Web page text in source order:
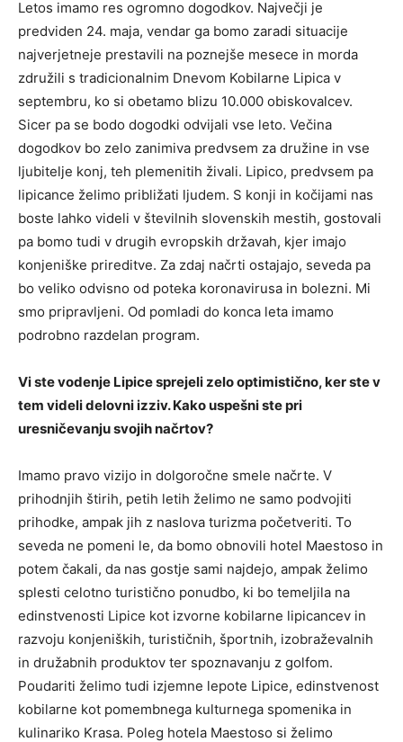
Letos imamo res ogromno dogodkov. Največji je
predviden 24. maja, vendar ga bomo zaradi situacije
najverjetneje prestavili na poznejše mesece in morda
združili s tradicionalnim Dnevom Kobilarne Lipica v
septembru, ko si obetamo blizu 10.000 obiskovalcev.
Sicer pa se bodo dogodki odvijali vse leto. Večina
dogodkov bo zelo zanimiva predvsem za družine in vse
ljubitelje konj, teh plemenitih živali. Lipico, predvsem pa
lipicance želimo približati ljudem. S konji in kočijami nas
boste lahko videli v številnih slovenskih mestih, gostovali
pa bomo tudi v drugih evropskih državah, kjer imajo
konjeniške prireditve. Za zdaj načrti ostajajo, seveda pa
bo veliko odvisno od poteka koronavirusa in bolezni. Mi
smo pripravljeni. Od pomladi do konca leta imamo
podrobno razdelan program.
Vi ste vodenje Lipice sprejeli zelo optimistično, ker ste v
tem videli delovni izziv. Kako uspešni ste pri
uresničevanju svojih načrtov?
Imamo pravo vizijo in dolgoročne smele načrte. V
prihodnjih štirih, petih letih želimo ne samo podvojiti
prihodke, ampak jih z naslova turizma početveriti. To
seveda ne pomeni le, da bomo obnovili hotel Maestoso in
potem čakali, da nas gostje sami najdejo, ampak želimo
splesti celotno turistično ponudbo, ki bo temeljila na
edinstvenosti Lipice kot izvorne kobilarne lipicancev in
razvoju konjeniških, turističnih, športnih, izobraževalnih
in družabnih produktov ter spoznavanju z golfom.
Poudariti želimo tudi izjemne lepote Lipice, edinstvenost
kobilarne kot pomembnega kulturnega spomenika in
kulinariko Krasa. Poleg hotela Maestoso si želimo